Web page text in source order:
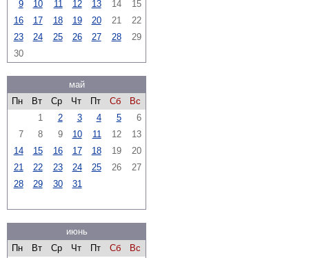
9 10 11 12 13 14
15
16
17 18 19 20 21
22
23
24 25 26 27 28
29
30
май
Пн
Вт Ср Чт Пт Сб
Вс
1
2 3 4 5
6
7
8 9 10 11 12
13
14
15 16 17 18 19
20
21
22 23 24 25 26
27
28
29 30 31
июнь
Пн
Вт Ср Чт Пт Сб
Вс